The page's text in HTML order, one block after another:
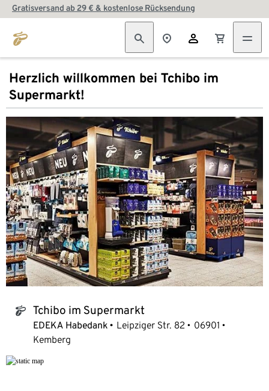
Gratisversand ab 29 € & kostenlose Rücksendung
Herzlich willkommen bei Tchibo im
Supermarkt!
tchibo_logo Tchibo im Supermarkt
EDEKA Habedank Leipziger Str. 82
06901
Kemberg